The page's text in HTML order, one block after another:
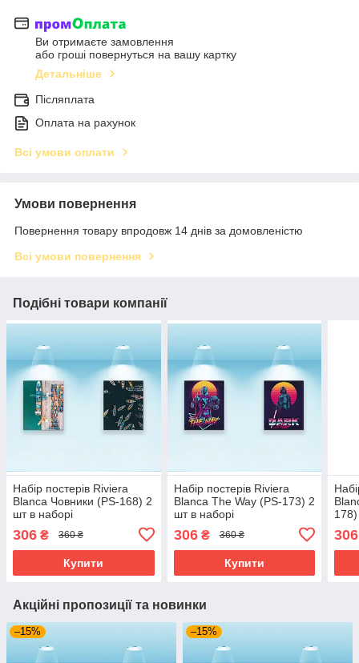
Ви отримаєте замовлення
або гроші повернуться на вашу картку
Детальніше
Післяплата
Оплата на рахунок
Всі умови оплати
Умови повернення
Повернення товару впродовж 14 днів за домовленістю
Всі умови повернення
Подібні товари компанії
Набір постерів Riviera
Blanca Човники (PS-168) 2
шт в наборі
306 ₴ 360 ₴
Купити
Набір постерів Riviera
Blanca The Way (PS-173) 2
шт в наборі
306₴ 360 ₴
Купити
306
Акційні пропозиції та новинки
–15% –15%